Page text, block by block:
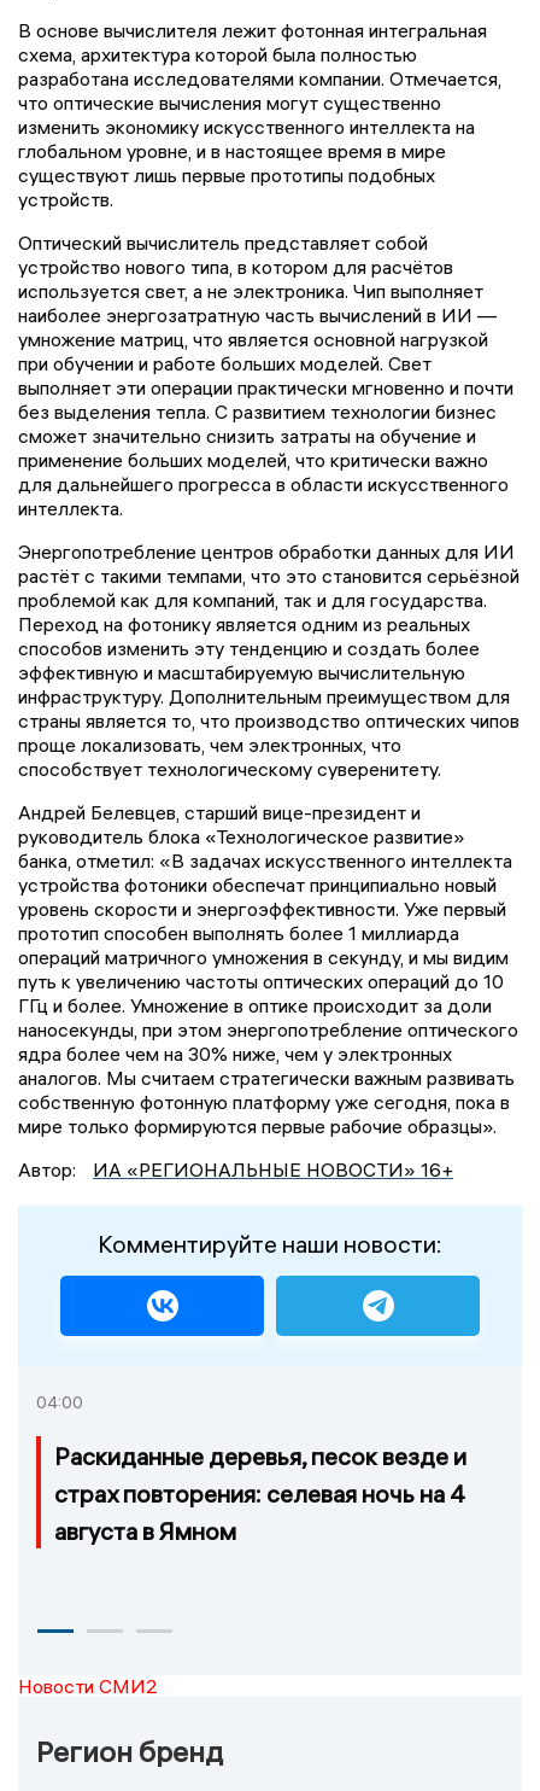
В основе вычислителя лежит фотонная интегральная
схема, архитектура которой была полностью
разработана исследователями компании. Отмечается,
что оптические вычисления могут существенно
изменить экономику искусственного интеллекта на
глобальном уровне, и в настоящее время в мире
существуют лишь первые прототипы подобных
устройств.
Оптический вычислитель представляет собой
устройство нового типа, в котором для расчётов
используется свет, а не электроника. Чип выполняет
наиболее энергозатратную часть вычислений в ИИ —
умножение матриц, что является основной нагрузкой
при обучении и работе больших моделей. Свет
выполняет эти операции практически мгновенно и почти
без выделения тепла. С развитием технологии бизнес
сможет значительно снизить затраты на обучение и
применение больших моделей, что критически важно
для дальнейшего прогресса в области искусственного
интеллекта.
Энергопотребление центров обработки данных для ИИ
растёт с такими темпами, что это становится серьёзной
проблемой как для компаний, так и для государства.
Переход на фотонику является одним из реальных
способов изменить эту тенденцию и создать более
эффективную и масштабируемую вычислительную
инфраструктуру. Дополнительным преимуществом для
страны является то, что производство оптических чипов
проще локализовать, чем электронных, что
способствует технологическому суверенитету.
Андрей Белевцев, старший вице-президент и
руководитель блока «Технологическое развитие»
банка, отметил: «В задачах искусственного интеллекта
устройства фотоники обеспечат принципиально новый
уровень скорости и энергоэффективности. Уже первый
прототип способен выполнять более 1 миллиарда
операций матричного умножения в секунду, и мы видим
путь к увеличению частоты оптических операций до 10
ГГц и более. Умножение в оптике происходит за доли
наносекунды, при этом энергопотребление оптического
ядра более чем на 30% ниже, чем у электронных
аналогов. Мы считаем стратегически важным развивать
собственную фотонную платформу уже сегодня, пока в
мире только формируются первые рабочие образцы».
Автор:
ИА «РЕГИОНАЛЬНЫЕ НОВОСТИ» 16+
Комментируйте наши новости:
04:00
Раскиданные деревья, песок везде и
страх повторения: селевая ночь на 4
августа в Ямном
Новости СМИ2
Регион бренд